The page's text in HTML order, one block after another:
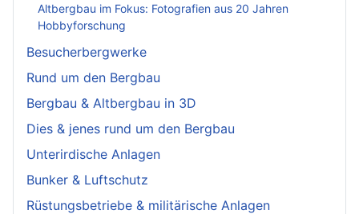
Altbergbau im Fokus: Fotografien aus 20 Jahren
Hobbyforschung
Besucherbergwerke
Rund um den Bergbau
Bergbau & Altbergbau in 3D
Dies & jenes rund um den Bergbau
Unterirdische Anlagen
Bunker & Luftschutz
Rüstungsbetriebe & militärische Anlagen